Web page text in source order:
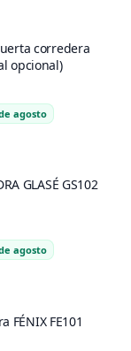
corredera
opcional)
agosto
GLASÉ GS102
agosto
FÉNIX FE101